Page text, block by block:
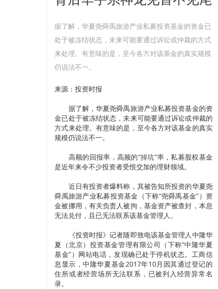
据了解，华夏尧舜禹旅游产业私募投资基金的资金已
处于被冻结状态，未来可能要通过诉讼或仲裁的方式
来处理。有意味的是，至今各方对该基金的真实规模
仍说法不一。
来源：投资时报
据了解，华夏尧舜禹旅游产业私募投资基金的资
金已处于被冻结状态，未来可能要通过诉讼或仲裁的
方式来处理。有意味的是，至今各方对该基金的真实
规模仍说法不一。
高额的回报率，高频的“掉坑”率，私募股权基金
是近年来令不少投资者受恨交加的理财领域。
近日有投资者爆料称，其被告知所投资的华夏尧
舜禹旅游产业私募投资基金（下称“尧舜禹基金”）资
金被挪用，有关负责人被拘，基金资产被查封，本息
无法兑付，且已无法联系该基金管理人。
《投资时报》记者随即致电该基金管理人中隆华
夏（北京）投资基金管理有限公司（下称“中隆华夏
基金”）网站电话，发现确已处于停机状态。工商信
息显示，中隆华夏基金2017年10月因其通过登记的
住所或者经营场所无法联系，已被列入经营异常名
录。